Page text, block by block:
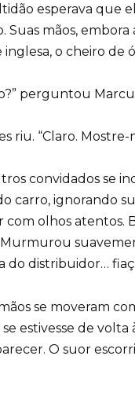
esperava que
Suas mãos, embora
inglesa, o cheiro de
perguntou
riu. “Claro.
convidados se
carro, ignorando
com olhos atentos.
do distribuidor…
se moveram
estivesse de volta
O suor